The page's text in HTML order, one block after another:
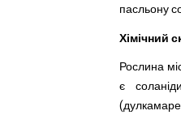
пасльону
Хімічний
Рослина
є